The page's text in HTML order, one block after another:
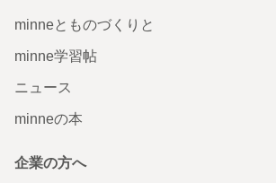
minneとものづくりと
minne学習帖
ニュース
minneの本
企業の方へ